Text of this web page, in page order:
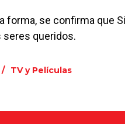
forma, se confirma que
seres queridos.
/ TV y Películas